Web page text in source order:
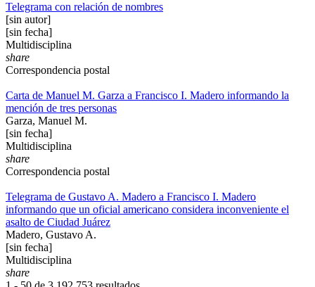
Telegrama con relación de nombres
[sin autor]
[sin fecha]
Multidisciplina
share
Correspondencia postal
Carta de Manuel M. Garza a Francisco I. Madero informando la
mención de tres personas
Garza, Manuel M.
[sin fecha]
Multidisciplina
share
Correspondencia postal
Telegrama de Gustavo A. Madero a Francisco I. Madero
informando que un oficial americano considera inconveniente el
asalto de Ciudad Juárez
Madero, Gustavo A.
[sin fecha]
Multidisciplina
share